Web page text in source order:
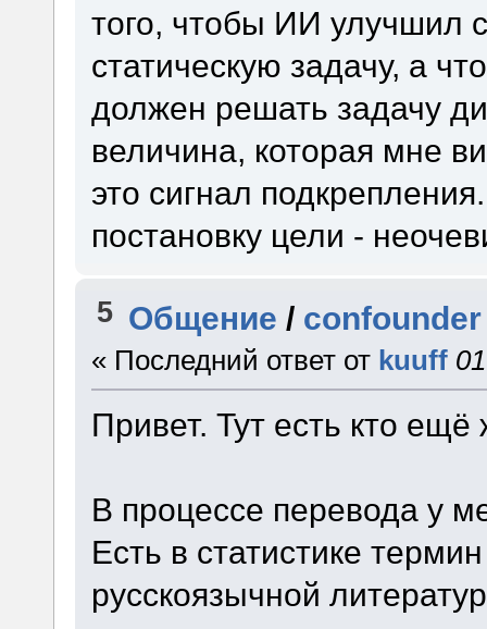
того, чтобы ИИ улучшил
статическую задачу, а
должен решать задачу
величина, которая мне
это сигнал
постановку цели -
5 Общение / confounder
« Последний ответ от kuuff
Привет. Тут есть кто ещё
В процессе перевода у
Есть в статистике
русскоязычной